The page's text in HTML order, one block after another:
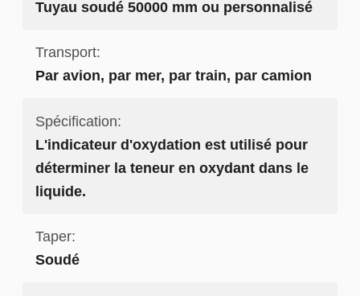
Tuyau soudé 50000 mm ou personnalisé
Transport:
Par avion, par mer, par train, par camion
Spécification:
L'indicateur d'oxydation est utilisé pour
déterminer la teneur en oxydant dans le
liquide.
Taper:
Soudé